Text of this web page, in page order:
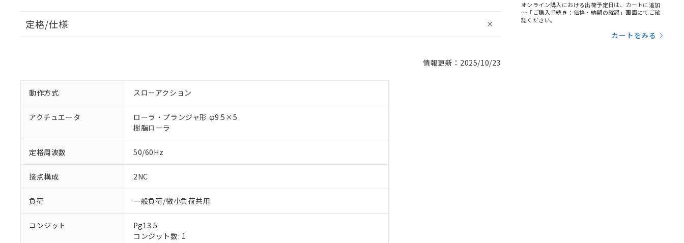
定格/仕様
情報更新：2025/10/23
動作方式 スローアクション
アクチュエータ
ローラ・プランジャ形 φ9.5×5
樹脂ローラ
定格周波数 50/60Hz
接点構成 2NC
負荷 一般負荷/微小負荷共用
コンジット
Pg13.5
コンジット数: 1
オンライン購入における出荷予定日は、カートに追加
～「ご購入手続き：価格・納期の確認」画面にてご確
認ください。
カートをみる